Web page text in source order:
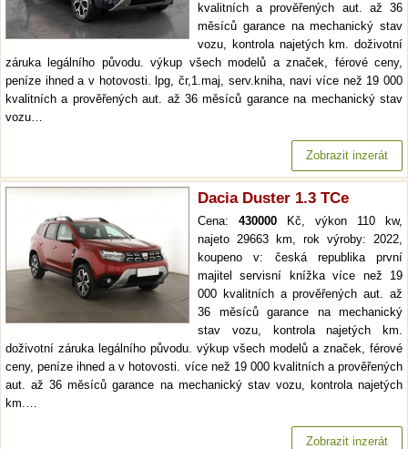
kvalitních a prověřených aut. až 36
měsíců garance na mechanický stav
vozu, kontrola najetých km. doživotní
záruka legálního původu. výkup všech modelů a značek, férové ceny,
peníze ihned a v hotovosti. lpg, čr,1.maj, serv.kniha, navi více než 19 000
kvalitních a prověřených aut. až 36 měsíců garance na mechanický stav
vozu…
Zobrazit inzerát
Dacia Duster 1.3 TCe
Cena: 430000 Kč, výkon 110 kw,
najeto 29663 km, rok výroby: 2022,
koupeno v: česká republika první
majitel servisní knížka více než 19
000 kvalitních a prověřených aut. až
36 měsíců garance na mechanický
stav vozu, kontrola najetých km.
doživotní záruka legálního původu. výkup všech modelů a značek, férové
ceny, peníze ihned a v hotovosti. více než 19 000 kvalitních a prověřených
aut. až 36 měsíců garance na mechanický stav vozu, kontrola najetých
km.…
Zobrazit inzerát